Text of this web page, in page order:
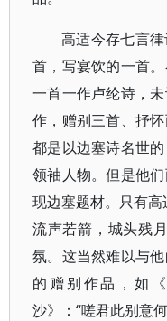
高适今存七言
首，写宴饮的一首
一首一作卢纶诗，
作，赠别三首、抒
都是以边塞诗名世
领袖人物。但是他
现边塞题材。只有
流声若箭，城头残
氛。这当然难以与
的赠别作品，如
沙》：“嗟君此别意